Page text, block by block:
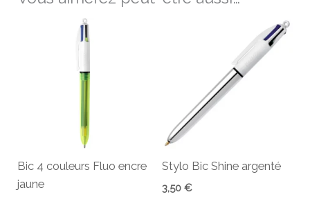
Bic 4 couleurs Fluo encre
jaune
Stylo Bic Shine argenté
3,50 €